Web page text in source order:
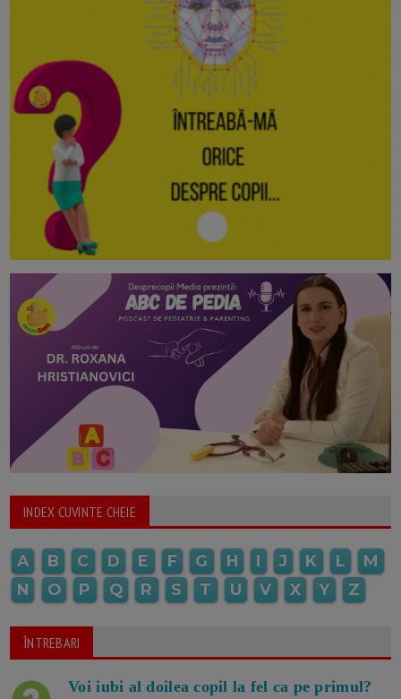
INDEX CUVINTE CHEIE
A B C D E F G H I J K L
M
N
O P Q R S T U V X Y Z
ÎNTREBARI
Voi iubi al doilea copil la fel ca pe primul?